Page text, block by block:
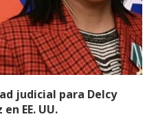
el colombiano que
de ICE en...